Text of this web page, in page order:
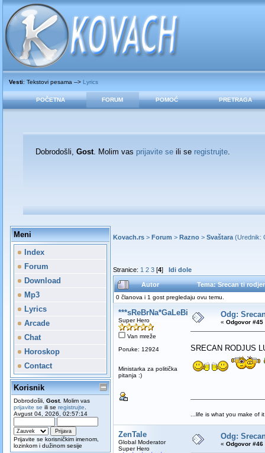
Vesti: Tekstovi pesama --> Lyrics
POČETNA FORUM POMOĆ PRETRAGA
Dobrodošli, Gost. Molim vas prijavite seili se registrujte.
Meni
Index
Forum
Download
Mp3
Lyrics
Arcade
Chat
Horoskop
Contact
Korisnik
Dobrodošli, Gost. Molim vas
prijavite se ili se registrujte
Avgust 04, 2026, 02:57:14
Prijavite se korisničkim imenom,
lozinkom i dužinom sesije
Kovach.rs> Forum > Razno> Svaštara(Urednik:
Stranice: 1 2 3[4] Idi dole
Autor Tema: Srecan ti
0 članova i 1 gost pregledaju ovu temu.
***sReBrNa*GaLeBiCa***
Super Hero
Van mreže
Poruke: 12924
Ministarka za politička
pitanja :)
Odg:
« Odgovor #45
SRECAN RODJUS
...life is what you make of
ZenTale
Global Moderator
Super Hero
Odg:
« Odgovor #46